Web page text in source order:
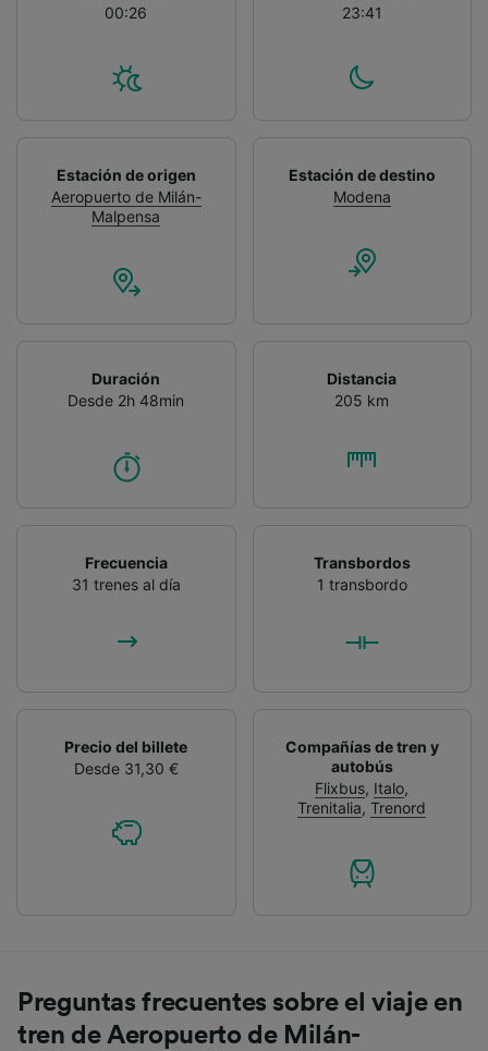
00:26
23:41
Estación de origen
Aeropuerto de Milán-
Malpensa
Estación de destino
Modena
Duración
Desde 2h 48min
Distancia
205 km
Frecuencia
31 trenes al día
Transbordos
1 transbordo
Precio del billete
Desde 31,30 €
Compañías de tren y
autobús
Flixbus, Italo,
Trenitalia,Trenord
Preguntas frecuentes sobre el viaje en
tren de Aeropuerto de Milán-